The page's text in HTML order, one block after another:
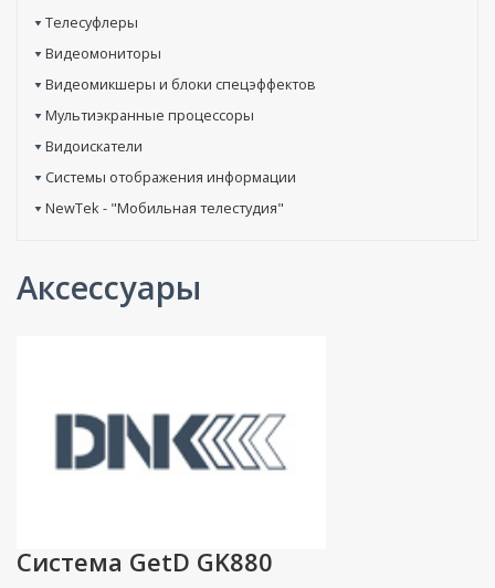
Телесуфлеры
Видеомониторы
Видеомикшеры и блоки спецэффектов
Мультиэкранные процессоры
Видоискатели
Системы отображения информации
NewTek - "Мобильная телестудия"
Аксессуары
Система GetD GK880